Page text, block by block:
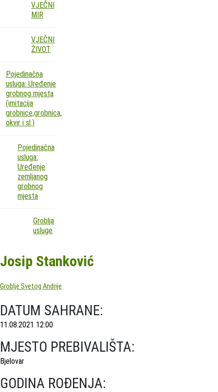
VJEČNI
MIR
VJEČNI
ŽIVOT
Pojedinačna
usluga: Uređenje
grobnog mjesta
(imitacija
grobnice,grobnica,
okvir i sl.)
Pojedinačna
usluga:
Uređenje
zemljanog
grobnog
mjesta
Groblja
usluge
Josip Stanković
Groblje Svetog Andrije
DATUM SAHRANE:
11.08.2021 12:00
MJESTO PREBIVALIŠTA:
Bjelovar
GODINA ROĐENJA: